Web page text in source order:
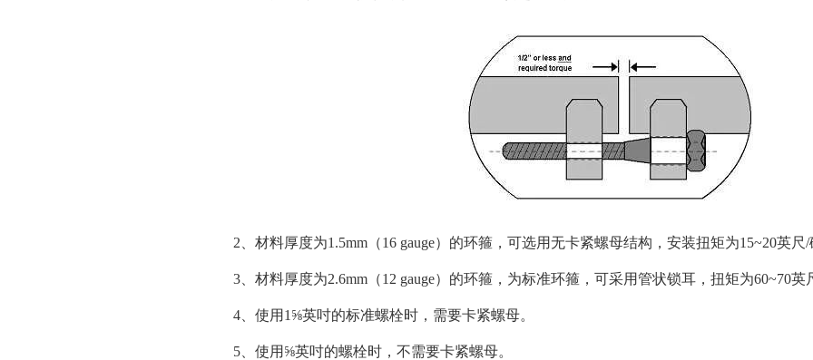
2、材料厚度为1.5mm（16 gauge）的环箍，可选用无卡紧螺母结构，安装扭矩为15~20英尺/
3、材料厚度为2.6mm（12 gauge）的环箍，为标准环箍，可采用管状锁耳，扭矩为60~70英
4、使用1⅝英吋的标准螺栓时，需要卡紧螺母。
5、使用⅝英吋的螺栓时，不需要卡紧螺母。